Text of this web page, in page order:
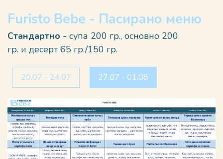
Furisto Bebe - Пасирано меню
Стандартно - супа 200 гр., основно 200
гр. и десерт 65 гр./150 гр.
20.07 - 24.07 27.07 - 01.08